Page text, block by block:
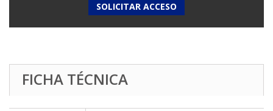
SOLICITAR ACCESO
FICHA TÉCNICA